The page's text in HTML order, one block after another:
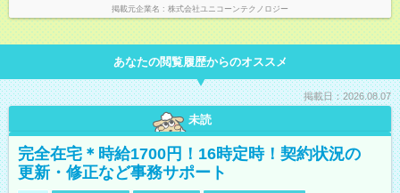
掲載元企業名 株式会社ユニコーンテクノロジー
あなたの閲覧履歴からのオススメ
掲載日：2026.08.07
未読
完全在宅＊時給1700円！16時定時！契約状況の
更新・修正など事務サポート